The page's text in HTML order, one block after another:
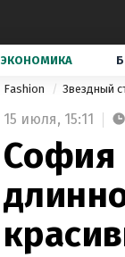
ЭКОНОМИКА
Fashion Звездный
15 июля, 15:11
София